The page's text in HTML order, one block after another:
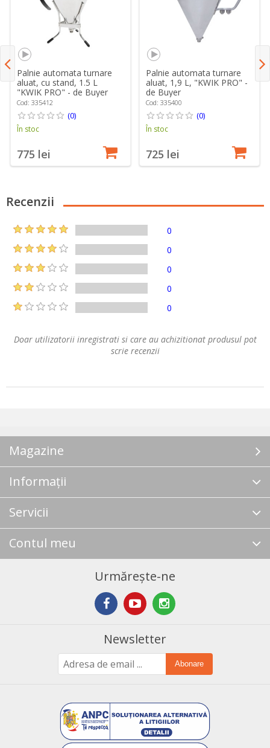
Palnie automata turnare
aluat, cu stand, 1.5 L
"KWIK PRO" - de Buyer
Cod: 335412
(0)
În stoc
775 lei
Palnie automata turnare
aluat, 1,9 L, "KWIK PRO" -
de Buyer
Cod: 335400
(0)
În stoc
725 lei
Recenzii
0
0
0
0
0
Doar utilizatorii inregistrati si care au achizitionat produsul pot
scrie recenzii
Magazine
Informații
Servicii
Contul meu
Urmărește-ne
Newsletter
Abonare